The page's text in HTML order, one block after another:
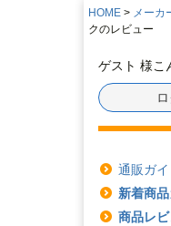
HOME メーカ
クのレビュー
ゲスト 様こ
通販ガイ
新着商
商品レ